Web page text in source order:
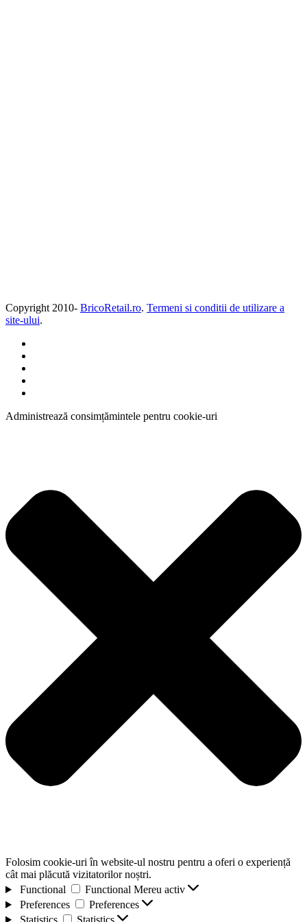
Copyright 2010- BricoRetail.ro. Termeni si conditii de utilizare a
site-ului.
Administrează consimțămintele pentru cookie-uri
Folosim cookie-uri în website-ul nostru pentru a oferi o experiență
cât mai plăcută vizitatorilor noștri.
Functional
Functional Mereu activ
Preferences
Preferences
Statistics
Statistics